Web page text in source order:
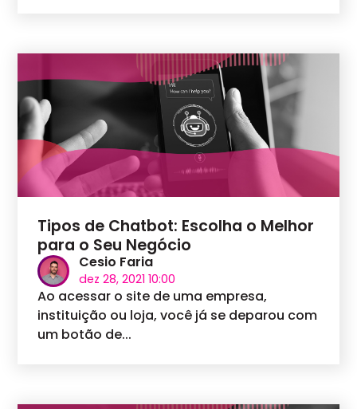
Tipos de Chatbot: Escolha o Melhor
para o Seu Negócio
Cesio Faria
dez 28, 2021 10:00
Ao acessar o site de uma empresa,
instituição ou loja, você já se deparou com
um botão de...